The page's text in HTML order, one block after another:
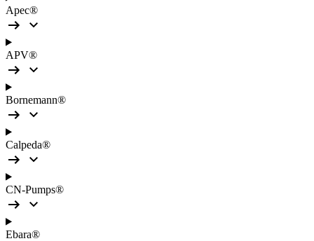
Apec®
APV®
Bornemann®
Calpeda®
CN-Pumps®
Ebara®